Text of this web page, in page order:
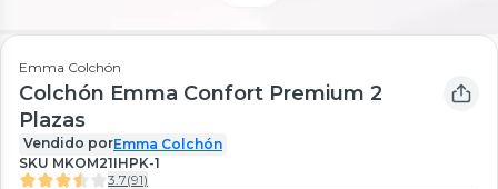
Emma Colchón
Colchón Emma Confort Premium 2
Plazas
Vendido porEmma Colchón
SKU MKOM21IHPK-1
3.7(91)